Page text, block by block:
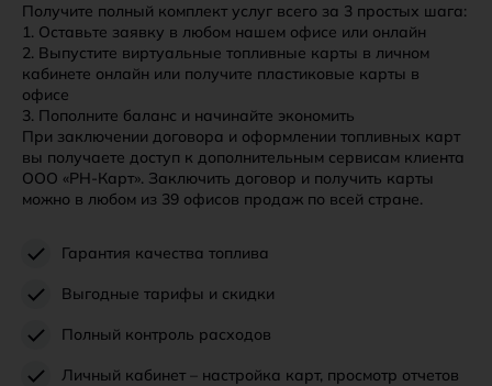
Получите полный комплект услуг всего за 3 простых шага:
1. Оставьте заявку в любом нашем офисе или онлайн
2. Выпустите виртуальные топливные карты в личном
кабинете онлайн или получите пластиковые карты в
офисе
3. Пополните баланс и начинайте экономить
При заключении договора и оформлении топливных карт
вы получаете доступ к дополнительным сервисам клиента
ООО «РН-Карт». Заключить договор и получить карты
можно в любом из 39 офисов продаж по всей стране.
Гарантия качества топлива
Выгодные тарифы и скидки
Полный контроль расходов
Личный кабинет – настройка карт, просмотр отчетов